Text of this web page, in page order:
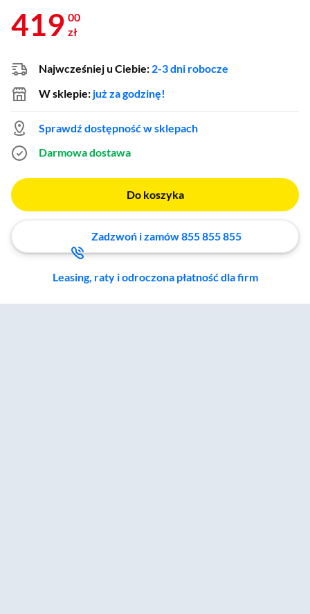
419 00
zł
Najwcześniej u Ciebie: 2-3 dni robocze
W sklepie: już za godzinę!
Sprawdź dostępność w sklepach
Darmowa dostawa
Do koszyka
Zadzwoń i zamów 855 855 855
Leasing, raty i odroczona płatność dla firm